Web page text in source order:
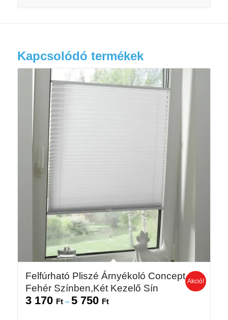
Kapcsolódó termékek
Felfúrható Pliszé Árnyékoló Concept
Fehér Színben,Két Kezelő Sín
3 170 Ft – 5 750 FtÁrtartomány:
Akció!